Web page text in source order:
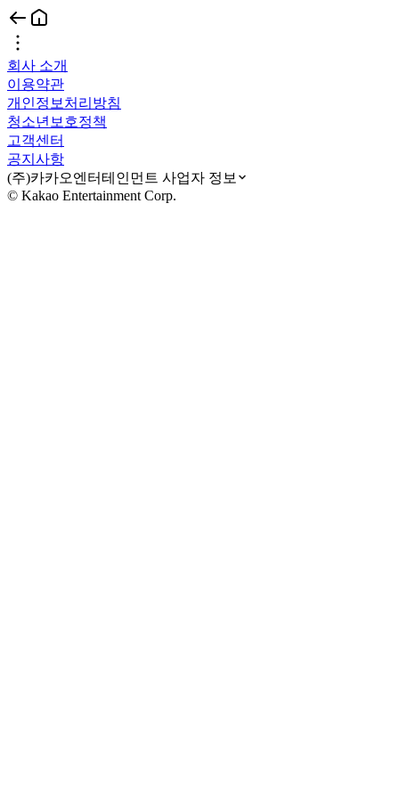
회사 소개
이용약관
개인정보처리방침
청소년보호정책
고객센터
공지사항
(주)카카오엔터테인먼트 사업자 정보
© Kakao Entertainment Corp.